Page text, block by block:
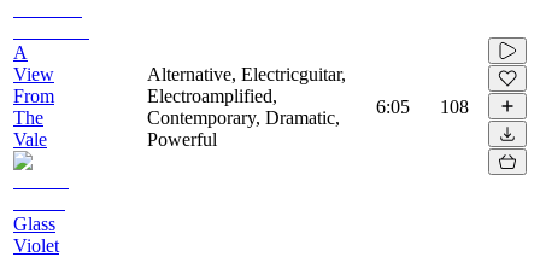
A
View
From
The
Vale
Glass
Violet
Alternative, Electricguitar,
Electroamplified,
Contemporary, Dramatic,
Powerful
6:05 108